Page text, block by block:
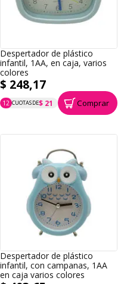
Despertador de plástico
infantil, 1AA, en caja, varios
colores
$ 248,17
12 CUOTAS DE$ 21
P.T.F. $ 248 Comprar
Despertador de plástico
infantil, con campanas, 1AA
en caja varios colores